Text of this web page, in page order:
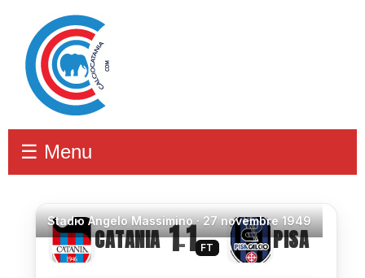
☰ Menu
StadioAngelo Massimino ·27 novembre 1949
CATANIA 1–1 FT PISA